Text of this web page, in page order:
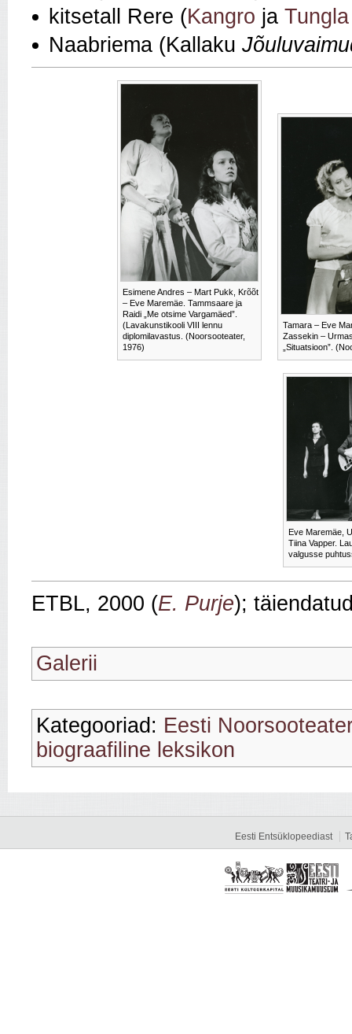
kitsetall Rere (Kangro ja Tungla
Naabriema (Kallaku
Esimene Andres – Mart Pukk, Krõõt
– Eve Maremäe. Tammsaare ja
Raidi „Me otsime Vargamäed”.
(Lavakunstikooli VIII lennu
diplomilavastus. (Noorsooteater,
1976)
Tamara – Eve
Zassekin –
„Situatsioon”.
Eve Maremäe,
Tiina Vapper.
valgusse
ETBL, 2000 (E. Purje);
Galerii
Kategooriad: Eesti
biograafiline leksikon
Eesti Entsüklopeediast